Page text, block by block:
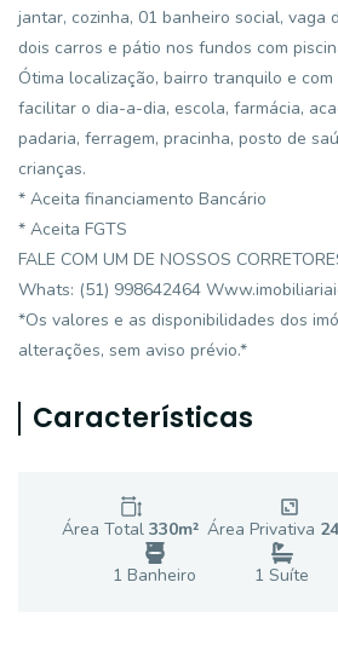
jantar, cozinha, 01 banheiro social, vaga
dois carros e pátio nos fundos com
Ótima localização, bairro tranquilo e
facilitar o dia-a-dia, escola, farmácia,
padaria, ferragem, pracinha, posto de
crianças.
* Aceita financiamento Bancário
* Aceita FGTS
FALE COM UM DE NOSSOS
Whats: (51) 998642464
*Os valores e as disponibilidades dos
alterações, sem aviso prévio.*
Características
Área Total 330m² Área Privativa
1 Banheiro 1 Suíte